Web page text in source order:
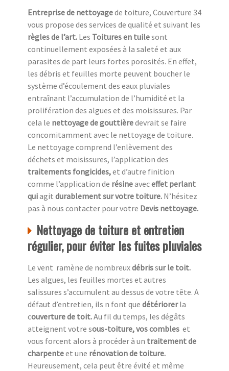
Entreprise de nettoyagede toiture, Couverture 34
vous propose des services de qualité et suivant les
règles de l’art. Les Toitures en tuilesont
continuellement exposées à la saleté et aux
parasites de part leurs fortes porosités. En effet,
les débris et feuilles morte peuvent boucher le
système d’écoulement des eaux pluviales
entraînant l’accumulation de l’humidité et la
prolifération des algues et des moisissures. Par
cela le nettoyage de gouttièredevrait se faire
concomitamment avec le nettoyage de toiture.
Le nettoyage comprend l’enlèvement des
déchets et moisissures, l’application des
traitements fongicides,et d’autre finition
comme l’application de résineaveceffet perlant
quiagit durablement sur votre toiture. N’hésitez
pas à nous contacter pour votre Devis nettoyage.
Nettoyage de toiture et entretien
régulier, pour éviter les fuites pluviales
Le vent ramène de nombreuxdébrissur le toit.
Les algues, les feuilles mortes et autres
salissures s’accumulent au dessus de votre tête. A
défaut d’entretien, ils n font que détériorerla
couverture de toit.Au fil du temps, les dégâts
atteignent votre sous-toiture, vos combles et
vous forcent alors à procéder à un traitement de
charpenteet une rénovation de toiture.
Heureusement, cela peut être évité et même